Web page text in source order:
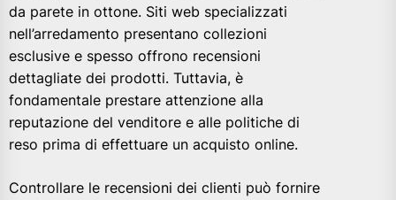
da parete in ottone. Siti web specializzati
nell’arredamento presentano collezioni
esclusive e spesso offrono recensioni
dettagliate dei prodotti. Tuttavia, è
fondamentale prestare attenzione alla
reputazione del venditore e alle politiche di
reso prima di effettuare un acquisto online.
Controllare le recensioni dei clienti può fornire